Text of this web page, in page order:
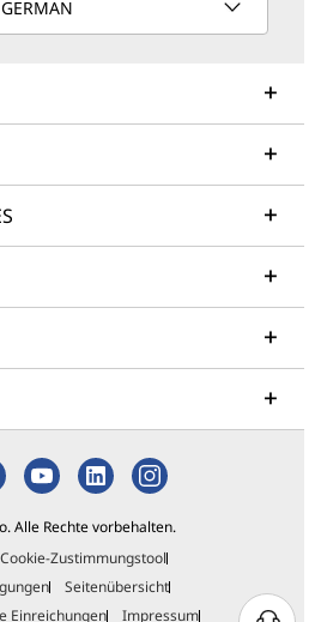
Alle Rechte vorbehalten.
Cookie-Zustimmungstool
Seitenübersicht
Einreichungen
Impressum